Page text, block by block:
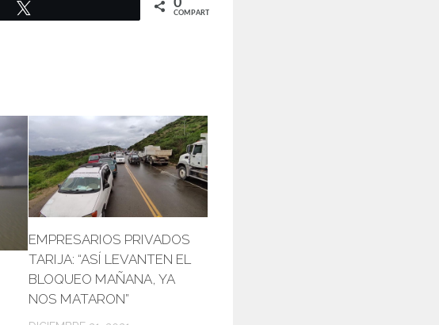
0
COMPARTIR
EMPRESARIOS PRIVADOS
TARIJA: “ASÍ LEVANTEN EL
BLOQUEO MAÑANA, YA
NOS MATARON”